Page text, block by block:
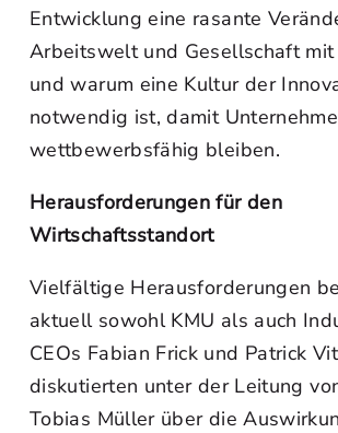
Entwicklung eine rasante
Arbeitswelt und Gesellschaft
und warum eine Kultur der
notwendig ist, damit
wettbewerbsfähig bleiben.
Herausforderungen für den
Wirtschaftsstandort
Vielfältige Herausforderungen
aktuell sowohl KMU als auch
CEOs Fabian Frick und Patrick
diskutierten unter der Leitung
Tobias Müller über die